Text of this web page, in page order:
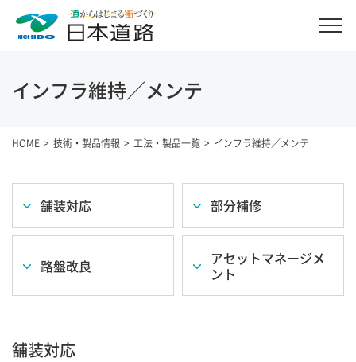
インフラ維持／メンテ
HOME 技術・製品情報 工法・製品一覧 インフラ維持／メンテ
舗装対応 部分補修
路盤改良
アセットマネージメ
ント
舗装対応